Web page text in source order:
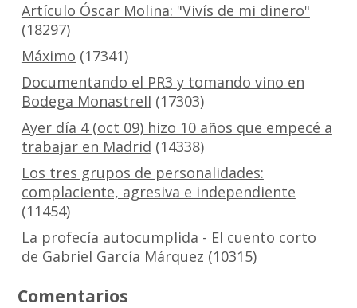
Artículo Óscar Molina: "Vivís de mi dinero"
(18297)
Máximo (17341)
Documentando el PR3 y tomando vino en
Bodega Monastrell (17303)
Ayer día 4 (oct 09) hizo 10 años que empecé a
trabajar en Madrid (14338)
Los tres grupos de personalidades:
complaciente, agresiva e independiente
(11454)
La profecía autocumplida - El cuento corto
de Gabriel García Márquez (10315)
Comentarios